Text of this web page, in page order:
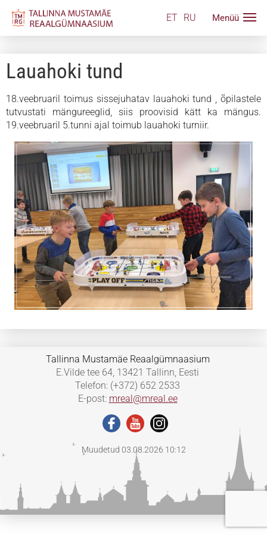
ET RU
Lauahoki tund
18.veebruaril toimus sissejuhatav lauahoki tund , õpilastele
tutvustati mängureeglid, siis proovisid kätt ka mängus.
19.veebruaril 5.tunni ajal toimub lauahoki turniir.
Tallinna Mustamäe Reaalgümnaasium
E.Vilde tee 64, 13421 Tallinn, Eesti
Telefon: (+372) 652 2533
E-post: mreal@mreal.ee
Muudetud 03.08.2026 10:12